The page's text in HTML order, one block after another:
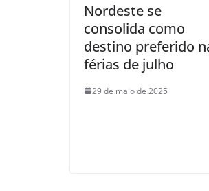
Nordeste se
consolida como
destino preferido
férias de julho
29 de maio de 2025